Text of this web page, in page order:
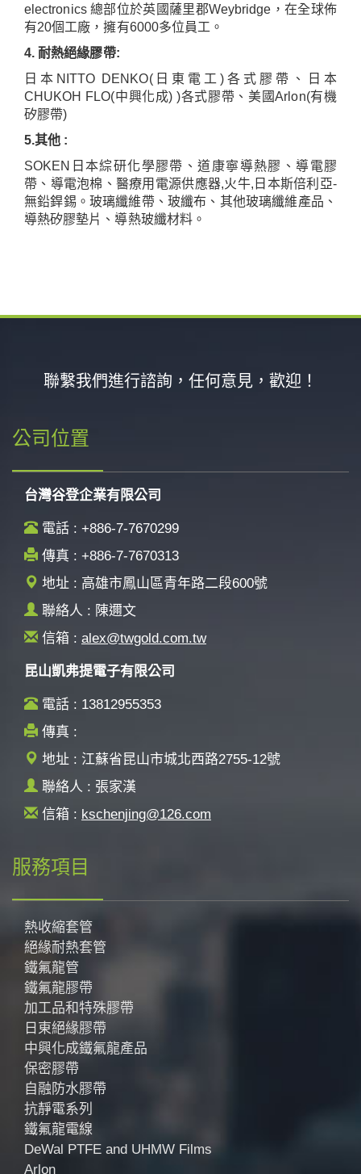
electronics總部位於英國薩里郡Weybridge ，在全球佈
有20個工廠，擁有6000多位員工。
4. 耐熱絕緣膠帶:
日本 NITTO DENKO(日東電工) 各式膠帶、日本
CHUKOH FLO(中興化成) )各式膠帶、美國Arlon(有機
矽膠帶)
5.其他 :
SOKEN 日本綜研化學膠帶、道康寧導熱膠、導電膠
帶、導電泡棉、醫療用電源供應器,火牛, 日本斯倍利亞-
無鉛銲錫。玻璃纖維帶、玻纖布、其他玻璃纖維產品、
導熱矽膠墊片、導熱玻纖材料。
聯繫我們進行諮詢，任何意見，歡迎！
公司位置
台灣谷登企業有限公司
電話 : +886-7-7670299
傳真 : +886-7-7670313
地址 : 高雄市鳳山區青年路二段600號
聯絡人 : 陳邇文
信箱 : alex@twgold.com.tw
昆山凱弗提電子有限公司
電話 : 13812955353
傳真 :
地址 : 江蘇省昆山市城北西路2755-12號
聯絡人 : 張家漢
信箱 : kschenjing@126.com
服務項目
熱收縮套管
絕緣耐熱套管
鐵氟龍管
鐵氟龍膠帶
加工品和特殊膠帶
日東絕緣膠帶
中興化成鐵氟龍產品
保密膠帶
自融防水膠帶
抗靜電系列
鐵氟龍電線
DeWal PTFE and UHMW Films
Arlon